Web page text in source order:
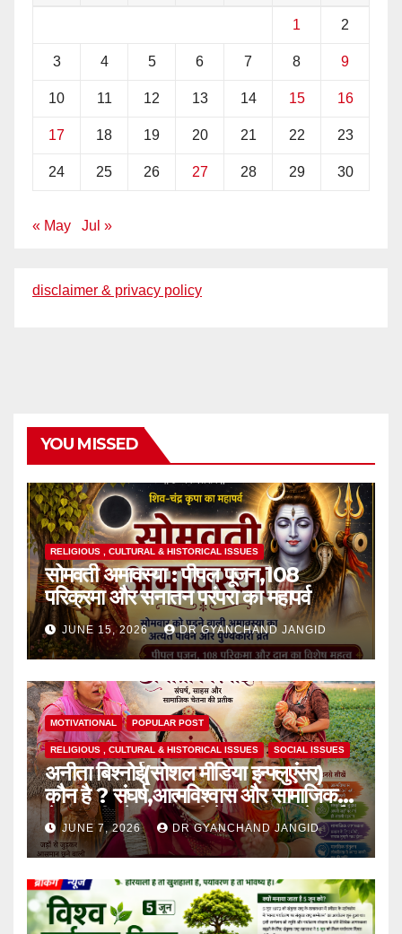
1 2
3 4 5 6 7 8 9
10 11 12 13 14 15 16
17 18 19 20 21 22 23
24 25 26 27 28 29 30
« May Jul »
disclaimer & privacy policy
YOU MISSED
RELIGIOUS , CULTURAL & HISTORICAL ISSUES
सोमवती अमावस्या : पीपल पूजन,108
परिक्रमा और सनातन परंपरा का महापर्व
JUNE 15, 2026 DR GYANCHAND JANGID
MOTIVATIONAL POPULAR POST
RELIGIOUS , CULTURAL & HISTORICAL ISSUES SOCIAL ISSUES
अनीता बिश्नोई(सोशल मीडिया इन्फ्लुएंसर)
कौन है ? संघर्ष,आत्मविश्वास और सामाजिक
चेतना की प्रेरक,हाल ही में एक घटना से आई
चर्चा में,
JUNE 7, 2026 DR GYANCHAND JANGID